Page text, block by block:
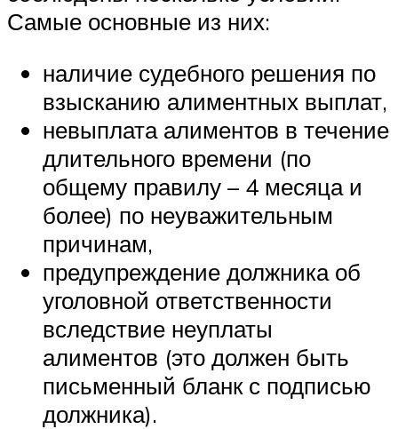
Самые основные из них:
наличие судебного решения по
взысканию алиментных выплат,
невыплата алиментов в течение
длительного времени (по
общему правилу – 4 месяца и
более) по неуважительным
причинам,
предупреждение должника об
уголовной ответственности
вследствие неуплаты
алиментов (это должен быть
письменный бланк с подписью
должника).